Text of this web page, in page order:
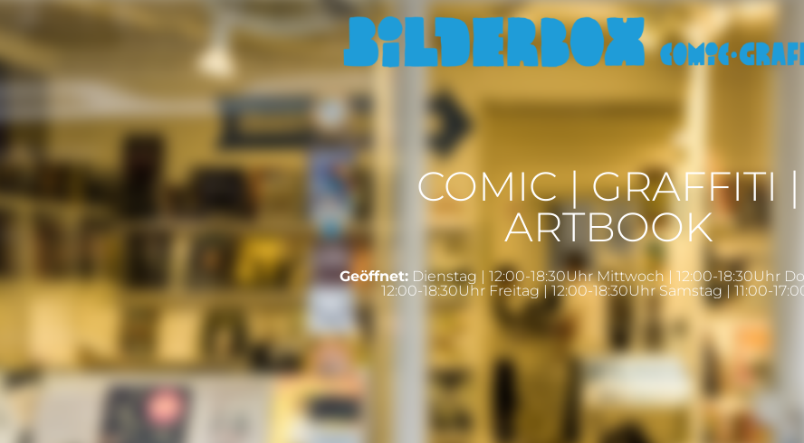
COMIC | GRAFFITI |
ARTBOOK
Geöffnet:Dienstag | 12:00-18:30Uhr Mittwoch | 12:00-18:30Uhr
12:00-18:30Uhr Freitag | 12:00-18:30Uhr Samstag | 11:00-